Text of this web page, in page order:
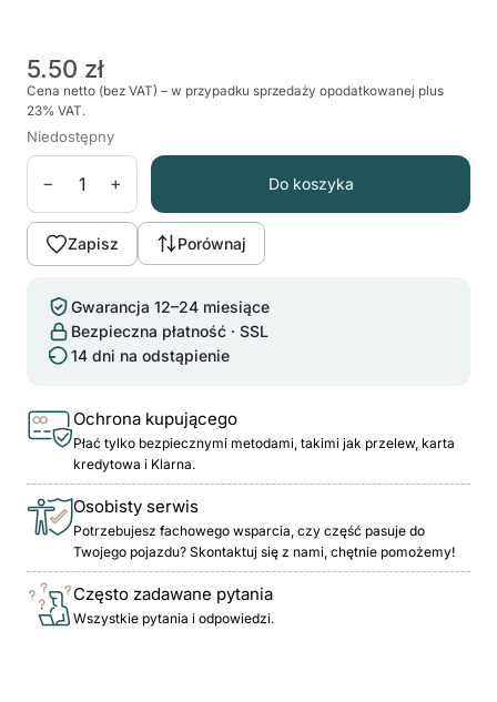
5.50 zł
Cena netto (bez VAT) – w przypadku sprzedaży opodatkowanej plus
23% VAT.
Niedostępny
− + Do koszyka
Zapisz Porównaj
Gwarancja 12–24 miesiące
Bezpieczna płatność · SSL
14 dni na odstąpienie
Ochrona kupującego
Płać tylko bezpiecznymi metodami, takimi jak przelew, karta
kredytowa i Klarna.
Osobisty serwis
Potrzebujesz fachowego wsparcia, czy część pasuje do
Twojego pojazdu? Skontaktuj się z nami, chętnie pomożemy!
Często zadawane pytania
Wszystkie pytania i odpowiedzi.